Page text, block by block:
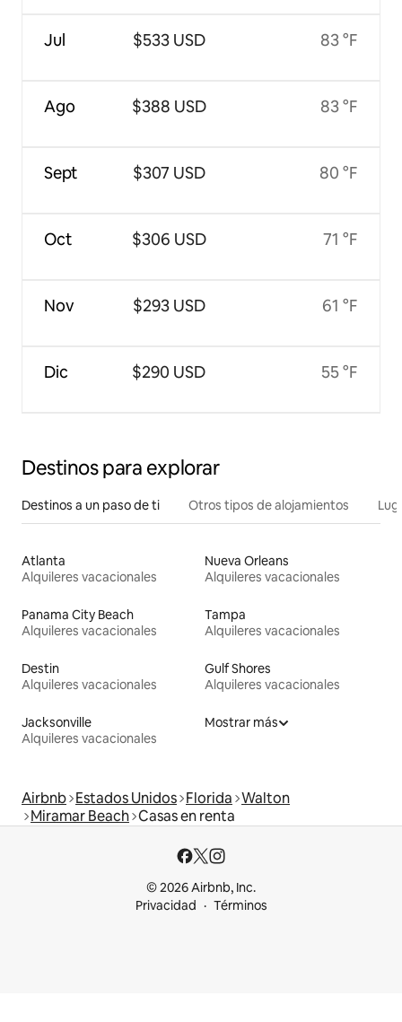
Jul
Ago
Sept
Oct
Nov
Dic
$533 USD
$388 USD
$307 USD
$306 USD
$293 USD
$290 USD
83 °F
83 °F
80 °F
71 °F
61 °F
55 °F
Destinos para explorar
Destinos a un paso de ti Otros tipos de alojamientos
Atlanta
Alquileres vacacionales
Nueva Orleans
Alquileres vacacionales
Panama City Beach
Alquileres vacacionales
Tampa
Alquileres vacacionales
Destin
Alquileres vacacionales
Gulf Shores
Alquileres vacacionales
Jacksonville
Alquileres vacacionales
Mostrar más
Airbnb Estados Unidos Florida Walton
Miramar Beach Casas en renta
© 2026 Airbnb, Inc.
Privacidad
Términos